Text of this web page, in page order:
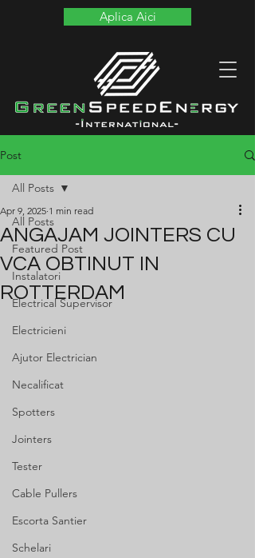
Aplica Aici
Post
All Posts
Featured Post
Instalatori
Electrical Supervisor
Electricieni
Ajutor Electrician
Necalificat
Spotters
Jointers
Tester
Cable Pullers
Escorta Santier
Schelari
All Posts
ANGAJAM JOINTERS CU
VCA OBTINUT IN
ROTTERDAM
Apr 9, 2025 1 min read